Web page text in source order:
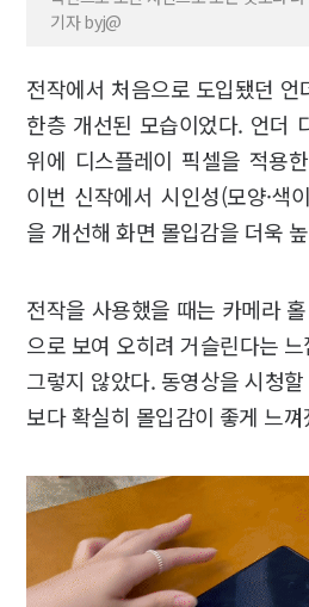
기자 byj@
전작에서 처음으로 도입됐던
한층 개선된 모습이었다. 언더
위에 디스플레이 픽셀을 적용
이번 신작에서 시인성(모양·색
을 개선해 화면 몰입감을 더욱
전작을 사용했을 때는 카메라
으로 보여 오히려 거슬린다는
그렇지 않았다. 동영상을 시청
보다 확실히 몰입감이 좋게 느껴